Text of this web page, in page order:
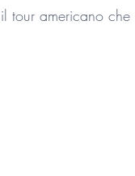
tour americano che